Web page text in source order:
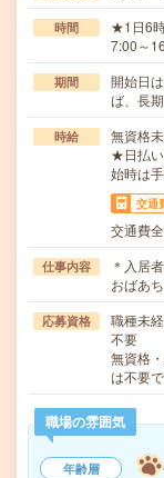
時間
★1日6
7:00～
期間
開始日
ば、長
時給
無資格
★日払い
始時は
交通
交通費
仕事内容
＊入居
おばあ
応募資格
職種未
不要
無資格
は不要
職場の雰囲気
年齢層